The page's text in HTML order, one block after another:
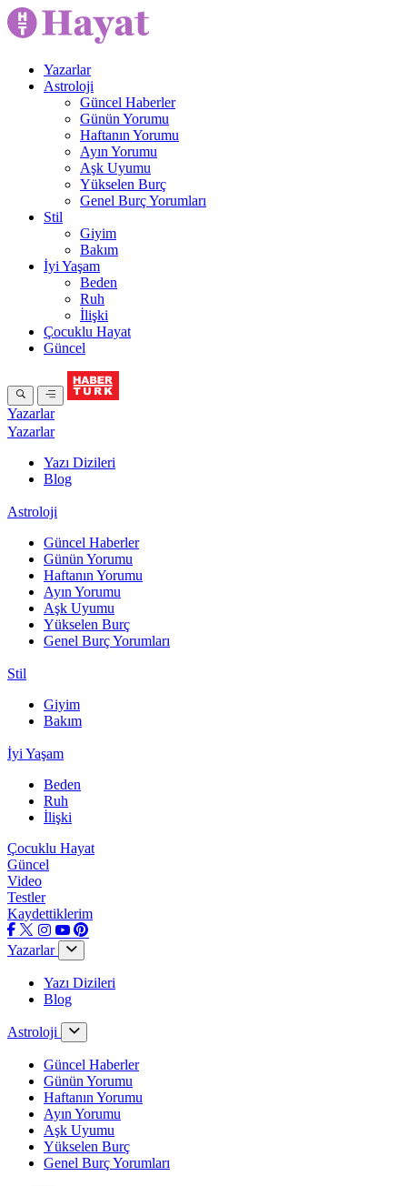
Yazarlar
Astroloji
Güncel Haberler
Günün Yorumu
Haftanın Yorumu
Ayın Yorumu
Aşk Uyumu
Yükselen Burç
Genel Burç Yorumları
Stil
Giyim
Bakım
İyi Yaşam
Beden
Ruh
İlişki
Çocuklu Hayat
Güncel
Yazarlar
Yazarlar
Yazı Dizileri
Blog
Astroloji
Güncel Haberler
Günün Yorumu
Haftanın Yorumu
Ayın Yorumu
Aşk Uyumu
Yükselen Burç
Genel Burç Yorumları
Stil
Giyim
Bakım
İyi Yaşam
Beden
Ruh
İlişki
Çocuklu Hayat
Güncel
Video
Testler
Kaydettiklerim
Yazarlar
Yazı Dizileri
Blog
Astroloji
Güncel Haberler
Günün Yorumu
Haftanın Yorumu
Ayın Yorumu
Aşk Uyumu
Yükselen Burç
Genel Burç Yorumları